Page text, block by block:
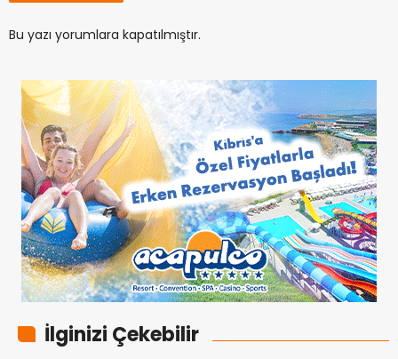
Bu yazı yorumlara kapatılmıştır.
İlginizi Çekebilir